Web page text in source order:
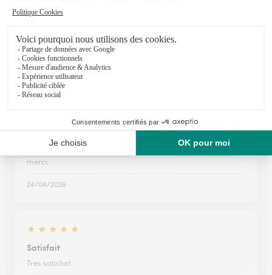
Satisfaite
28/02/2026
J’ai du dans l’urgence préparer un…
J’ai du dans l’urgence préparer un envoi sur un cimetière dans
le Nord .. tout s’est bien déroulé.. à l’heure.. belle préparation..
merci
24/04/2026
★ ★ ★ ★ ★
Satisfait
Tres satisfait